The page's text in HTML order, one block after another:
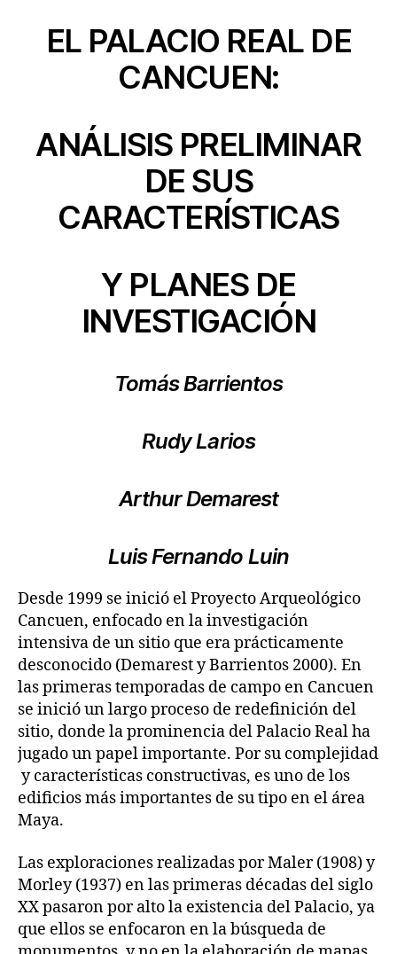
EL PALACIO REAL DE
CANCUEN:
ANÁLISIS PRELIMINAR
DE SUS
CARACTERÍSTICAS
Y PLANES DE
INVESTIGACIÓN
Tomás Barrientos
Rudy Larios
Arthur Demarest
Luis Fernando Luin
Desde 1999 se inició el Proyecto Arqueológico
Cancuen, enfocado en la investigación
intensiva de un sitio que era prácticamente
desconocido (Demarest y Barrientos 2000). En
las primeras temporadas de campo en Cancuen
se inició un largo proceso de redefinición del
sitio, donde la prominencia del Palacio Real ha
jugado un papel importante. Por su complejidad
y características constructivas, es uno de los
edificios más importantes de su tipo en el área
Maya.
Las exploraciones realizadas por Maler (1908) y
Morley (1937) en las primeras décadas del siglo
XX pasaron por alto la existencia del Palacio, ya
que ellos se enfocaron en la búsqueda de